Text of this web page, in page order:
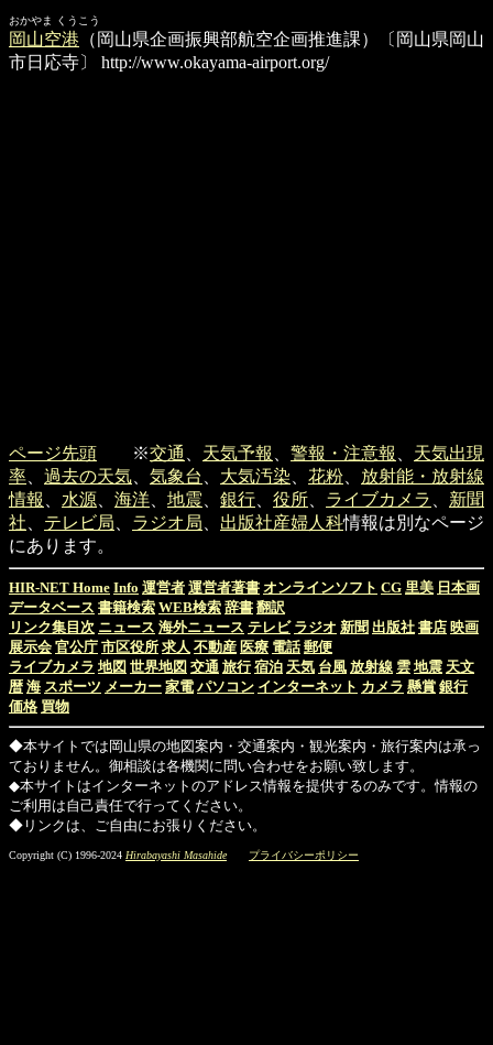
おかやま くうこう
岡山空港 （岡山県企画振興部航空企画推進課）〔岡山県岡山
市日応寺〕
http://www.okayama-airport.org/
ページ先頭 ※交通 天気予報 警報・注意報
天気出現
率
過去の天気 気象台 大気汚染 花粉
放射能・放射線
情報
水源 海洋 地震 銀行 役所 ライブカメラ
新聞
社
テレビ局 ラジオ局 出版社産婦人科情報は別なページ
にあります。
HIR-NET Home Info 運営者 運営者著書 オンラインソフト CG 里美 日本画
データベース 書籍検索 WEB検索 辞書 翻訳
リンク集目次 ニュース 海外ニュース テレビ ラジオ 新聞 出版社 書店 映画
展示会 官公庁 市区役所 求人 不動産 医療 電話 郵便
ライブカメラ 地図 世界地図 交通 旅行 宿泊 天気 台風 放射線 雲 地震 天文
暦 海 スポーツ メーカー 家電 パソコン インターネット カメラ 懸賞 銀行
価格 買物
◆本サイトでは岡山県の地図案内・交通案内・観光案内・旅行案内は承っ
ておりません。御相談は各機関に問い合わせをお願い致します。
◆本サイトはインターネットのアドレス情報を提供するのみです。情報の
ご利用は自己責任で行ってください。
◆リンクは、ご自由にお張りください。
Copyright (C) 1996-2024 Hirabayashi Masahide プライバシーポリシー